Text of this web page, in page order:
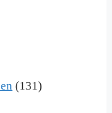
(131)